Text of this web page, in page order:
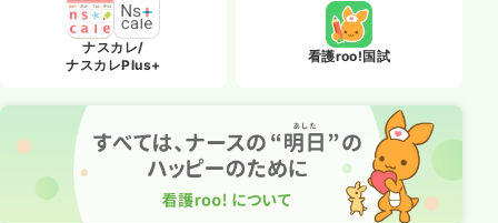
ナスカレ/
ナスカレPlus+
看護roo!国試